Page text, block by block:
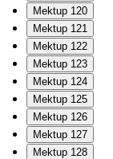
Mektup 120
Mektup 121
Mektup 122
Mektup 123
Mektup 124
Mektup 125
Mektup 126
Mektup 127
Mektup 128